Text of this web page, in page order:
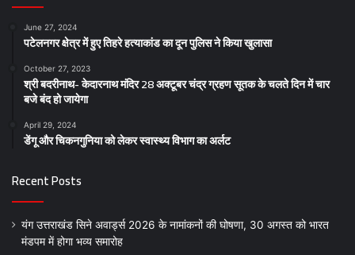
June 27, 2024
पटेलनगर क्षेत्र में हुए तिहरे हत्याकांड का दून पुलिस ने किया खुलासा
October 27, 2023
श्री बदरीनाथ- केदारनाथ मंदिर 28 अक्टूबर चंद्र ग्रहण सूतक के चलते दिन में चार
बजे बंद हो जायेगा
April 29, 2024
डेंगू और चिकनगुनिया को लेकर स्वास्थ्य विभाग का अर्लट
Recent Posts
यंग उत्तराखंड सिने अवार्ड्स 2026 के नामांकनों की घोषणा, 30 अगस्त को भारत
मंडपम में होगा भव्य समारोह